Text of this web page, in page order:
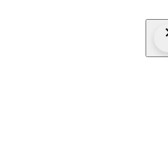
limitada de 50 piezas. Precio